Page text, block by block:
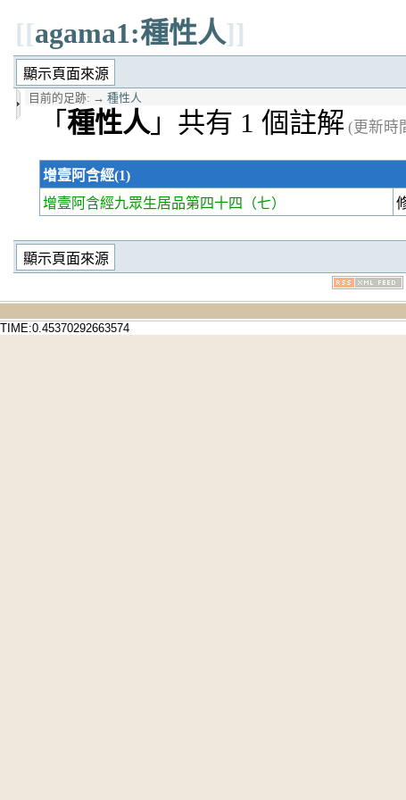
[[agama1:種性人]]
目前的足跡: → 種性人
「 種性人」共有 1 個註解 (更新時
增壹阿含經(1)
增壹阿含經九眾生居品第四十四
（七）
TIME:0.45370292663574